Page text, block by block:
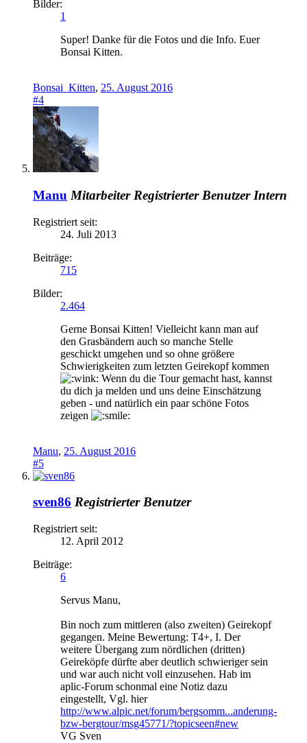
Bilder:
1
Super! Danke für die Fotos und die Info. Euer
Bonsai Kitten.
Bonsai_Kitten, 25. August 2016
#4
Manu Mitarbeiter Registrierter Benutzer Intern
Registriert seit:
24. Juli 2013
Beiträge:
715
Bilder:
2.464
Gerne Bonsai Kitten! Vielleicht kann man auf
den Grasbändern auch so manche Stelle
geschickt umgehen und so ohne größere
Schwierigkeiten zum letzten Geirekopf kommen
Wenn du die Tour gemacht hast, kannst
du dich ja melden und uns deine Einschätzung
geben - und natürlich ein paar schöne Fotos
zeigen
Manu, 25. August 2016
#5
sven86 Registrierter Benutzer
Registriert seit:
12. April 2012
Beiträge:
6
Servus Manu,
Bin noch zum mittleren (also zweiten) Geirekopf
gegangen. Meine Bewertung: T4+, I. Der
weitere Übergang zum nördlichen (dritten)
Geireköpfe dürfte aber deutlich schwieriger sein
und war auch nicht voll einzusehen. Hab im
aplic-Forum schonmal eine Notiz dazu
eingestellt, Vgl. hier
http://www.alpic.net/forum/bergsomm...anderung-
bzw-bergtour/msg45771/?topicseen#new
VG Sven